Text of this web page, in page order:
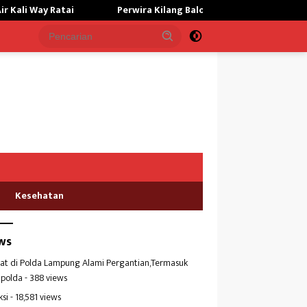
Perwira Kilang Balongan Gelar Doa Bersama, Perkuat Integritas
Kesehatan
di Polda Lampung Alami Pergantian,Termasuk
- 388 views
- 18,581 views